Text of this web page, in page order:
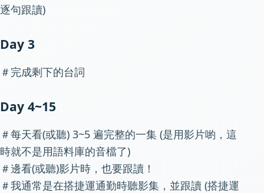
逐句跟讀)
Day 3
＃完成剩下的台詞
Day 4~15
＃每天看(或聽) 3~5 遍完整的一集 (是用影片喲，這
時就不是用語料庫的音檔了)
＃邊看(或聽)影片時，也要跟讀！
＃我通常是在搭捷運通勤時聽影集，並跟讀 (搭捷運